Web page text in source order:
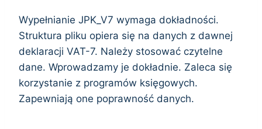
Wypełnianie JPK_V7 wymaga dokładności.
Struktura pliku opiera się na danych z dawnej
deklaracji VAT-7. Należy stosować czytelne
dane. Wprowadzamy je dokładnie. Zaleca się
korzystanie z programów księgowych.
Zapewniają one poprawność danych.